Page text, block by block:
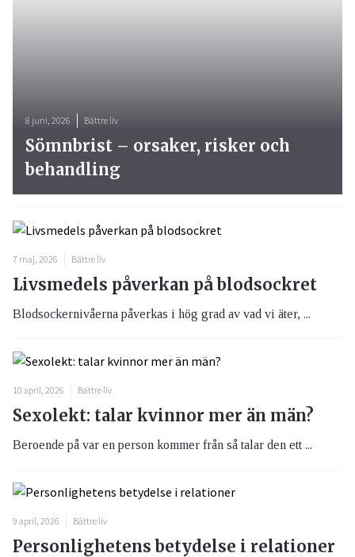
8 juni, 2026 Bättre liv
Sömnbrist – orsaker, risker och
behandling
7 maj, 2026 Bättre liv
Livsmedels påverkan på blodsockret
Blodsockernivåerna påverkas i hög grad av vad vi äter, ...
10 april, 2026 Bättre liv
Sexolekt: talar kvinnor mer än män?
Beroende på var en person kommer från så talar den ett ...
9 april, 2026 Bättre liv
Personlighetens betydelse i relationer